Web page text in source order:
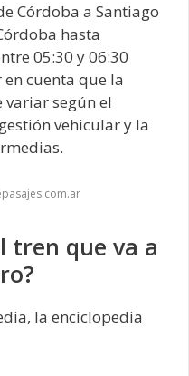
Córdoba a Santiago
hasta
05:30 y 06:30
cuenta que la
según el
vehicular y la
tren que va a
la enciclopedia